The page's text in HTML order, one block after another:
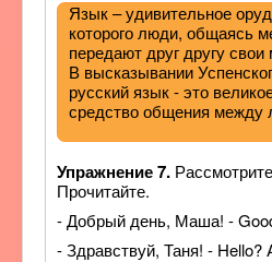
Язык – удивительное
которого люди, общаясь
передают друг другу
В высказывании
русский язык - это
средство общения между
Упражнение 7.
Прочитайте.
- Добрый день, Маша! -
- Здравствуй, Таня! - Hello?